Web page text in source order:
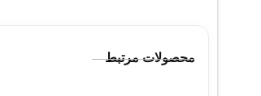
محصولات مرتبط